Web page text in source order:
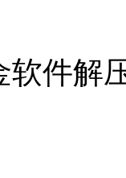
软件解